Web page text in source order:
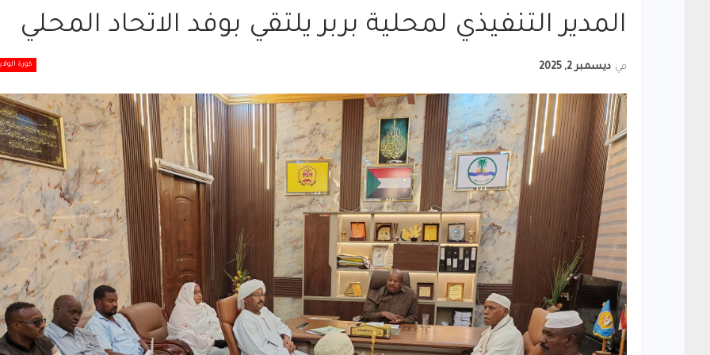
المدير التنفيذي لمحلية بربر يلتقي بوفد الاتحاد المحلي
كورة في ديسمبر 2, 2025